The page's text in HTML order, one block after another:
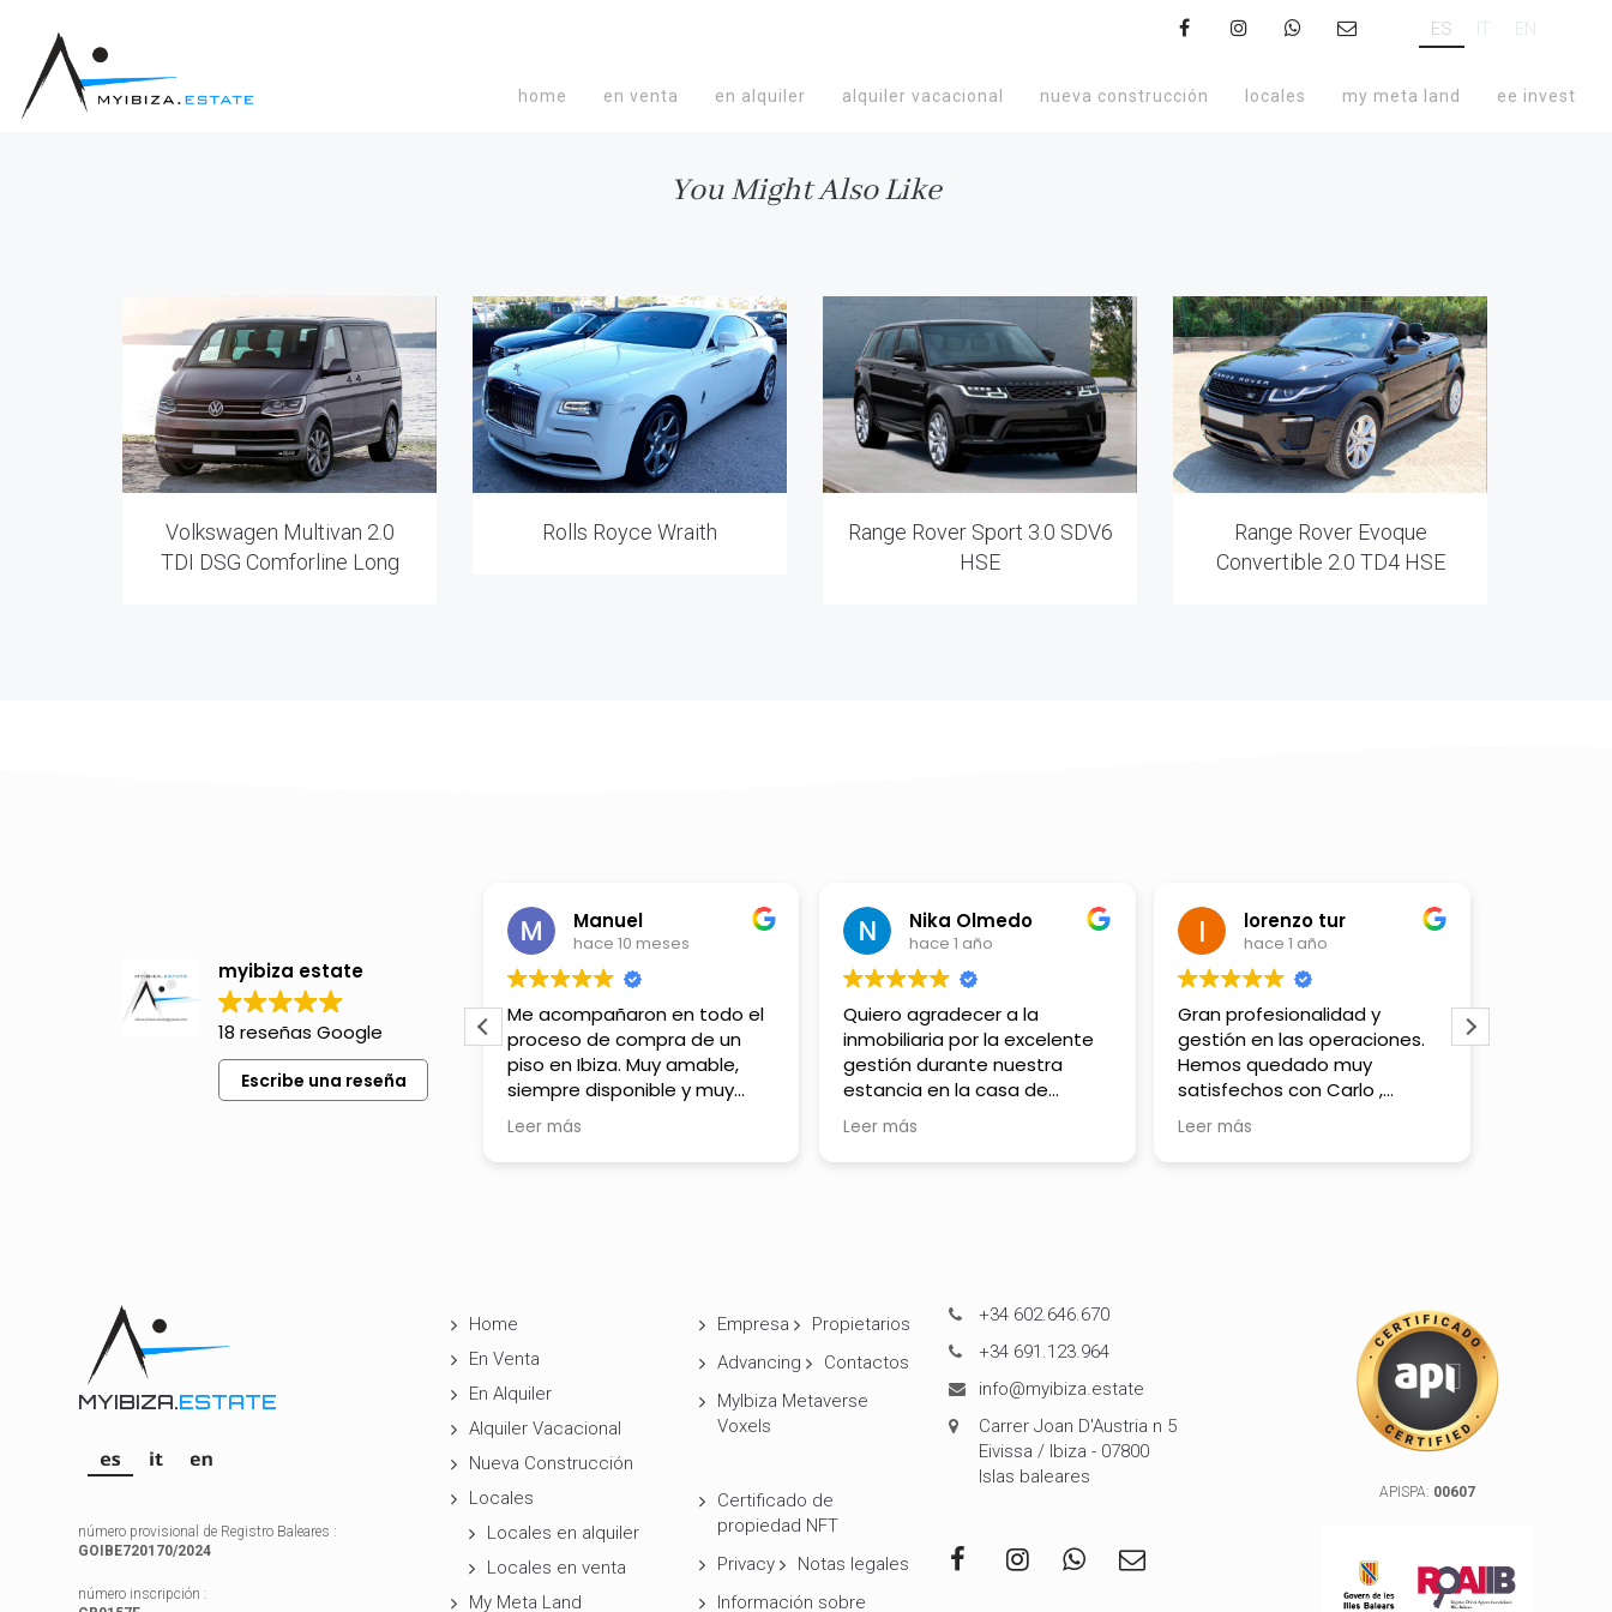
ES IT EN
home en venta en alquiler alquiler vacacional nueva construcción locales my meta land ee invest
You Might Also Like
Volkswagen Multivan 2.0
TDI DSG Comforline Long
Rolls Royce Wraith
Range Rover Sport 3.0 SDV6
HSE
Range Rover Evoque
Convertible 2.0 TD4 HSE
myibiza estate
18 reseñas Google
Escribe una reseña
Contentísima con esta
empresa, compramos un
piso con ellos y la verdad muy
pendiente a todo los
Manuel
hace 10 meses
Me acompañaron en todo el
proceso de compra de un
piso en Ibiza. Muy amable,
siempre disponible y muy
atento. Gran profesional.
Leer más
Nika Olmedo
hace 1 año
Quiero agradecer a la
inmobiliaria por la excelente
gestión durante nuestra
estancia en la casa de
alquiler en Ibiza. Desde el
primer contacto, el trato fue
profesional, cercano y muy
La casa superó nuestras
expectativas: limpia, bien
equipada y con una
ubicación perfecta para
disfrutar de la tranquilidad de
la isla en invierno. La
a nuestra llegada y se
mantuvo disponible para
cualquier consulta durante
Leer más
lorenzo tur
hace 1 año
Gran profesionalidad y
gestión en las operaciones.
Hemos quedado muy
satisfechos con Carlo ,
nuestro asesor , y con la
inmobiliaria.
Leer más
MYIBIZA.ESTATE
número provisional de Registro Baleares :
GOIBE720170/2024
número inscripción :
Home
En Venta
En Alquiler
Alquiler Vacacional
Nueva Construcción
Locales
Locales en alquiler
Locales en venta
My Meta Land
Empresa
Propietarios
Advancing
Contactos
MyIbiza Metaverse
Voxels
Certificado de
propiedad NFT
Privacy
Notas legales
Información sobre
+34 602.646.670
+34 691.123.964
info@myibiza.estate
Carrer Joan D'Austria n 5
Eivissa / Ibiza - 07800
Islas baleares
APISPA: 00607